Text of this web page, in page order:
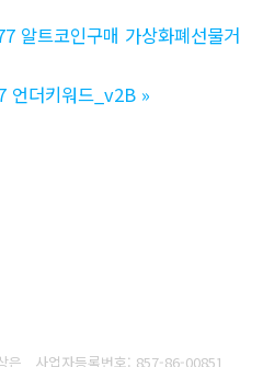
알트코인구매 가상화폐선물거
언더키워드_v2B »
은 사업자등록번호: 857-86-00851